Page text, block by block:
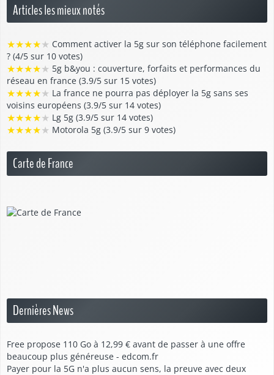
Articles les mieux notés
★★★★★ Comment activer la 5g sur son téléphone facilement
? (4/5 sur 10 votes)
★★★★★ 5g b&you : couverture, forfaits et performances du
réseau en france (3.9/5 sur 15 votes)
★★★★★ La france ne pourra pas déployer la 5g sans ses
voisins européens (3.9/5 sur 14 votes)
★★★★★ Lg 5g (3.9/5 sur 14 votes)
★★★★★ Motorola 5g (3.9/5 sur 9 votes)
Carte de France
Dernières News
Free propose 110 Go à 12,99 € avant de passer à une offre
beaucoup plus généreuse - edcom.fr
Payer pour la 5G n'a plus aucun sens, la preuve avec deux